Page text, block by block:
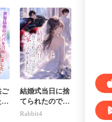
ご
の
結婚式当日に捨
てられたので、
そいつの宿敵に
Rabbit4